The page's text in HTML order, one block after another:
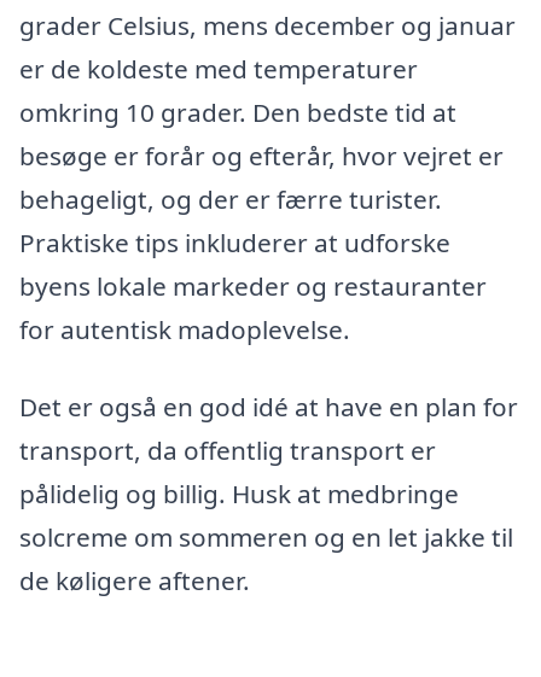
grader Celsius, mens december og januar
er de koldeste med temperaturer
omkring 10 grader. Den bedste tid at
besøge er forår og efterår, hvor vejret er
behageligt, og der er færre turister.
Praktiske tips inkluderer at udforske
byens lokale markeder og restauranter
for autentisk madoplevelse.
Det er også en god idé at have en plan for
transport, da offentlig transport er
pålidelig og billig. Husk at medbringe
solcreme om sommeren og en let jakke til
de køligere aftener.